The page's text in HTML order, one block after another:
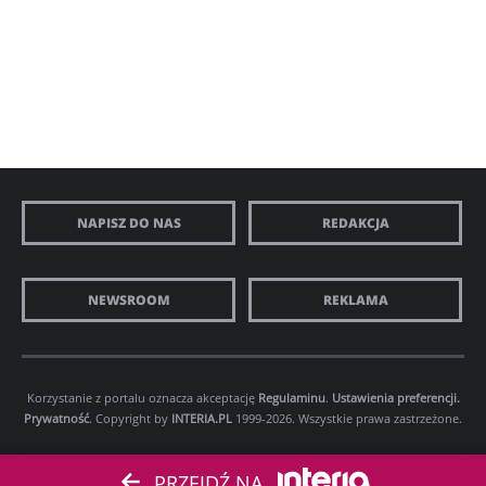
NAPISZ DO NAS REDAKCJA
NEWSROOM REKLAMA
Korzystanie z portalu oznacza akceptację Regulaminu. Ustawienia preferencji.
Prywatność. Copyright by INTERIA.PL 1999-2026. Wszystkie prawa zastrzeżone.